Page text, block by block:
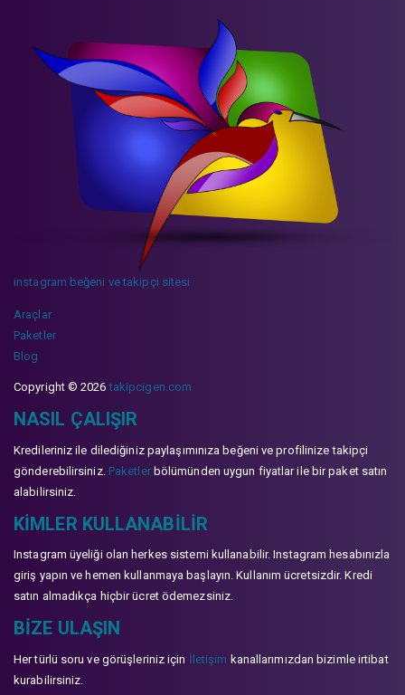
instagram beğeni ve takipçi sitesi
Araçlar
Paketler
Blog
Copyright © 2026takipcigen.com
NASIL ÇALIŞIR
Kredileriniz ile dilediğiniz paylaşımınıza beğeni ve profilinize takipçi
gönderebilirsiniz. Paketlerbölümünden uygun fiyatlar ile bir paket satın
alabilirsiniz.
KIMLER KULLANABILIR
Instagram üyeliği olan herkes sistemi kullanabilir. Instagram hesabınızla
giriş yapın ve hemen kullanmaya başlayın. Kullanım ücretsizdir. Kredi
satın almadıkça hiçbir ücret ödemezsiniz.
BIZE ULAŞIN
Her türlü soru ve görüşleriniz için İletişim kanallarımızdan bizimle irtibat
kurabilirsiniz.